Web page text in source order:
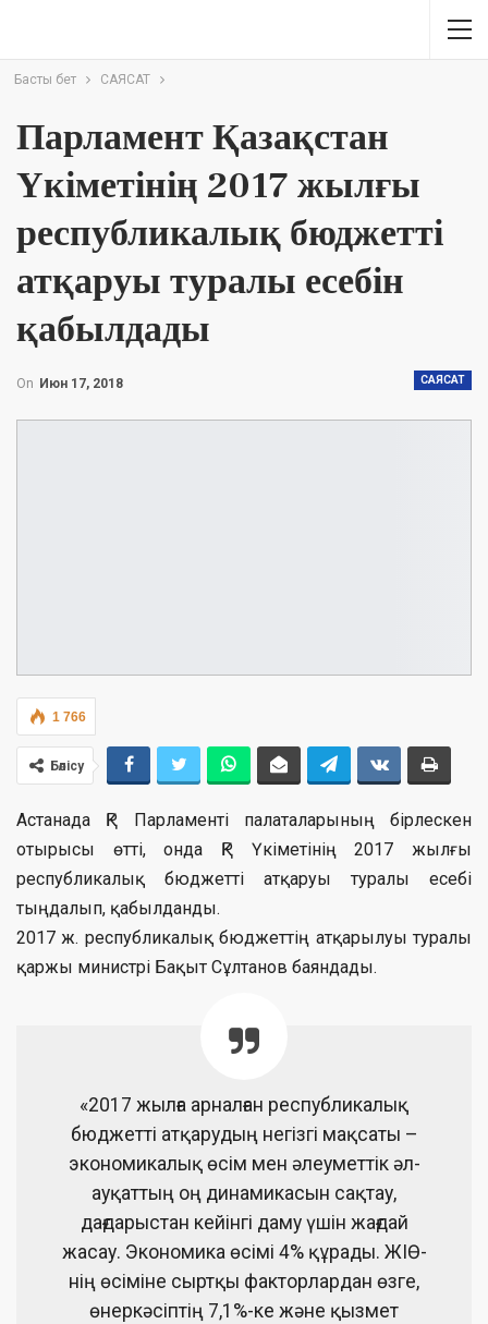
Басты бет САЯСАТ
Парламент Қазақстан
Үкіметінің 2017 жылғы
республикалық бюджетті
атқаруы туралы есебін
қабылдады
САЯСАТ
On Июн 17, 2018
1 766
Бөлісу
Астанада ҚР Парламенті палаталарының бірлескен
отырысы өтті, онда ҚР Үкіметінің 2017 жылғы
республикалық бюджетті атқаруы туралы есебі
тыңдалып, қабылданды.
2017 ж. республикалық бюджеттің атқарылуы туралы
қаржы министрі Бақыт Сұлтанов баяндады.
«2017 жылға арналған республикалық
бюджетті атқарудың негізгі мақсаты –
экономикалық өсім мен әлеуметтік әл-
ауқаттың оң динамикасын сақтау,
дағдарыстан кейінгі даму үшін жағдай
жасау. Экономика өсімі 4% құрады. ЖІӨ-
нің өсіміне сыртқы факторлардан өзге,
өнеркәсіптің 7,1%-ке және қызмет